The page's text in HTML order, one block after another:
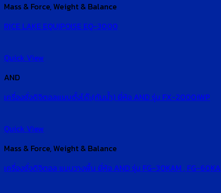
Mass & Force, Weight & Balance
RICE LAKE EQUIPOISE EQ-3000
Quick View
AND
เครื่องชั่งดิจิตอลแบบตั้งโต๊ะ(กันน้ำ) ยี่ห้อ AND รุ่น FX-2000iWP
Quick View
Mass & Force, Weight & Balance
เครื่องชั่งดิจิตอล แบบวางพื้น ยี่ห้อ AND รุ่น FG-30KAM , FG-